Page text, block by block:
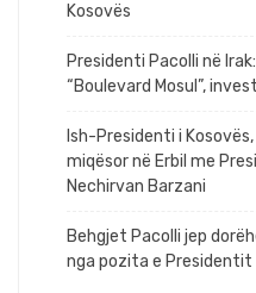
Kosovës
Presidenti Pacolli në
“Boulevard Mosul”,
Ish-Presidenti i
miqësor në Erbil me
Nechirvan Barzani
Behgjet Pacolli jep
nga pozita e Presidentit